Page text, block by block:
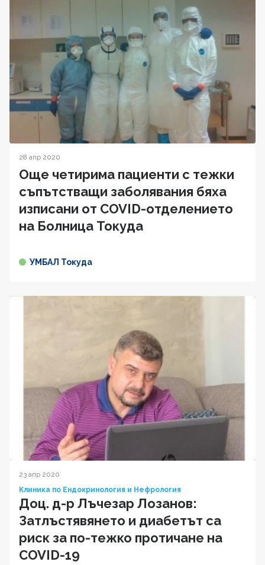
28 апр 2020
Още четирима пациенти с тежки
съпътстващи заболявания бяха
изписани от COVID-отделението
на Болница Токуда
УМБАЛ Токуда
23 апр 2020
Клиника по Ендокринология и Нефрология
Доц. д-р Лъчезар Лозанов:
Затлъстявянето и диабетът са
риск за по-тежко протичане на
COVID-19